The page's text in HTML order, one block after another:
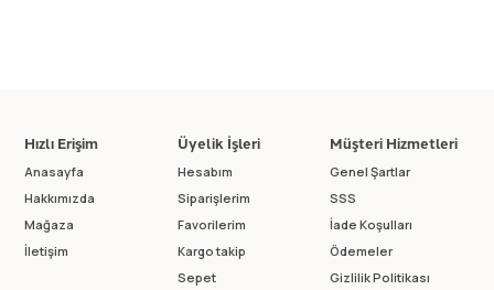
Hızlı Erişim
Anasayfa
Hakkımızda
Mağaza
İletişim
Üyelik İşleri
Hesabım
Siparişlerim
Favorilerim
Kargo takip
Sepet
Müşteri Hizmetleri
Genel Şartlar
SSS
İade Koşulları
Ödemeler
Gizlilik Politikası